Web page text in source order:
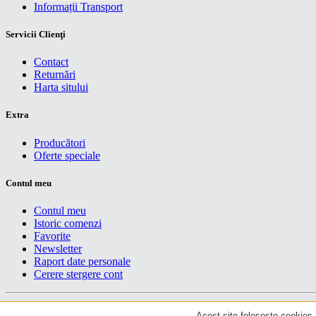
Informații Transport
Servicii Clienţi
Contact
Returnări
Harta sitului
Extra
Producători
Oferte speciale
Contul meu
Contul meu
Istoric comenzi
Favorite
Newsletter
Raport date personale
Cerere stergere cont